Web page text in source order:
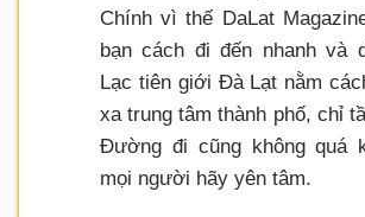
Chính vì thế DaLat
bạn cách đi đến nhanh và
Lạc tiên giới Đà Lạt nằm
xa trung tâm thành phố, chỉ
Đường đi cũng không quá
mọi người hãy yên tâm.